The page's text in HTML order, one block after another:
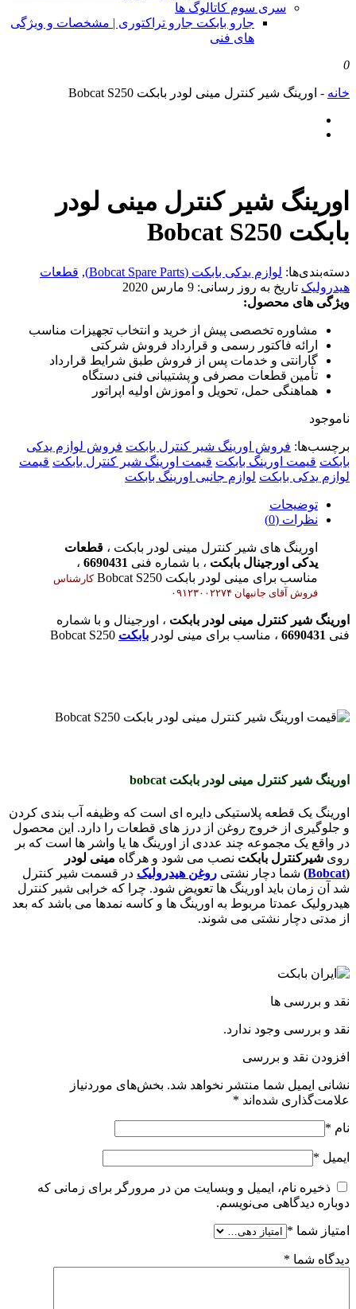
سری سوم کاتالوگ ها
جارو بابکت جارو تراکتوری | مشخصات و ویژگی
های فنی
0
خانه - اورینگ شیر کنترل مینی لودر بابکت Bobcat S250
اورینگ شیر کنترل مینی لودر
بابکت Bobcat S250
دسته‌بندی‌ها: لوازم یدکی بابکت (Bobcat Spare Parts) , قطعات
هیدرولیک تاریخ به روز رسانی: 9 مارس 2020
ویژگی های محصول:
مشاوره تخصصی پیش از خرید و انتخاب تجهیزات مناسب
ارائه فاکتور رسمی و قرارداد فروش شرکتی
گارانتی و خدمات پس از فروش طبق شرایط قرارداد
تأمین قطعات مصرفی و پشتیبانی فنی دستگاه
هماهنگی حمل، تحویل و آموزش اولیه اپراتور
ناموجود
برچسب‌ها: فروش اورینگ شیر کنترل بابکت فروش لوازم یدکی
بابکت قیمت اورینگ بابکت قیمت اورینگ شیر کنترل بابکت قیمت
لوازم یدکی بابکت لوازم جانبی اورینگ بابکت
توضیحات
نظرات (0)
اورینگ های شیر کنترل مینی لودر بابکت ، قطعات
یدکی اورجینال بابکت ، با شماره فنی 6690431 ،
مناسب برای مینی لودر بابکت Bobcat S250
کارشناس
فروش آقای جانبهان ۰۹۱۲۳۰۰۲۲۷۴
اورینگ شیر کنترل مینی لودر بابکت ، اورجینال و با شماره
فنی 6690431 ، مناسب برای مینی لودر بابکت Bobcat S250
اورینگ شیر کنترل مینی لودر بابکت bobcat
اورینگ یک قطعه پلاستیکی دایره ای است که وظیفه آب بندی کردن
و جلوگیری از خروج روغن از درز های قطعات را دارد. این محصول
در واقع یک مجموعه چند عددی از اورینگ ها یا واشر ها است که بر
روی شیرکنترل بابکت نصب می شود و هرگاه مینی لودر
(
Bobcat
) شما دچار نشتی روغن هیدرولیک در قسمت شیر کنترل
شد آن زمان باید اورینگ ها تعویض شود. چرا که خرابی شیر کنترل
هیدرولیک عمدتا مربوط به اورینگ ها و کاسه نمدها می باشد که بعد
از مدتی دچار نشتی می شوند.
نقد و بررسی ها
نقد و بررسی وجود ندارد.
افزودن نقد و بررسی
نشانی ایمیل شما منتشر نخواهد شد. بخش‌های موردنیاز
علامت‌گذاری شده‌اند *
نام *
ایمیل *
ذخیره نام، ایمیل و وبسایت من در مرورگر برای زمانی که
دوباره دیدگاهی می‌نویسم.
امتیاز شما *
دیدگاه شما *